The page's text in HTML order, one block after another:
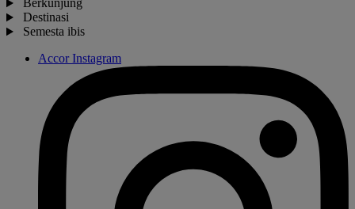
Berkunjung
Destinasi
Semesta ibis
Accor Instagram